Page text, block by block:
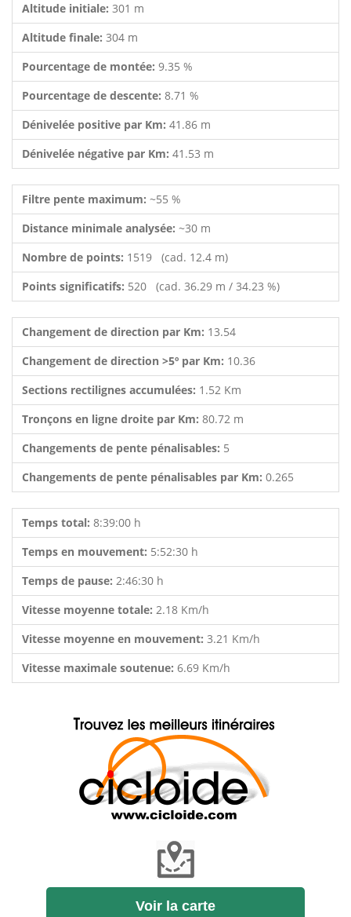
Altitude initiale: 301 m
Altitude finale: 304 m
Pourcentage de montée: 9.35 %
Pourcentage de descente: 8.71 %
Dénivelée positive par Km: 41.86 m
Dénivelée négative par Km: 41.53 m
Filtre pente maximum: ~55 %
Distance minimale analysée: ~30 m
Nombre de points: 1519 (cad. 12.4 m)
Points significatifs: 520 (cad. 36.29 m / 34.23 %)
Changement de direction par Km: 13.54
Changement de direction >5º par Km: 10.36
Sections rectilignes accumulées: 1.52 Km
Tronçons en ligne droite par Km: 80.72 m
Changements de pente pénalisables: 5
Changements de pente pénalisables par Km: 0.265
Temps total: 8:39:00 h
Temps en mouvement: 5:52:30 h
Temps de pause: 2:46:30 h
Vitesse moyenne totale: 2.18 Km/h
Vitesse moyenne en mouvement: 3.21 Km/h
Vitesse maximale soutenue: 6.69 Km/h
Voir la carte